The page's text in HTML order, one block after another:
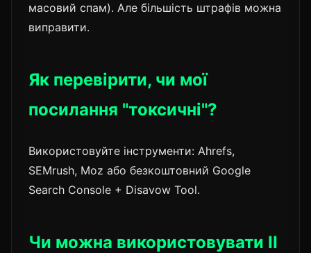
масовий спам). Але більшість штрафів можна
виправити.
Як перевірити, чи мої
посилання "токсичні"?
Використовуйте інструменти: Ahrefs,
SEMrush, Moz або безкоштовний Google
Search Console + Disavow Tool.
Чи можна використовувати ІІ